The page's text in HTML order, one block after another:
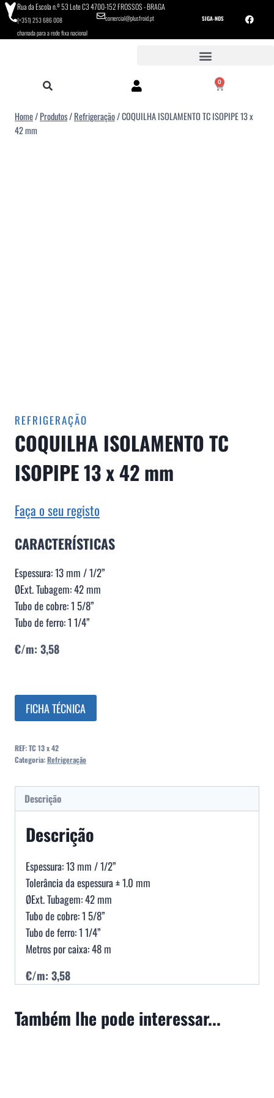
Rua da Escola n.º 53 Lote C3 4700-152 FROSSOS - BRAGA
(+351) 253 686 008
chamada para a rede fixa nacional
comercial@plusfroid.pt SIGA-NOS
0
Home/Produtos/Refrigeração/COQUILHA ISOLAMENTO TC ISOPIPE 13 x
42 mm
REFRIGERAÇÃO
COQUILHA ISOLAMENTO TC
ISOPIPE 13 x 42 mm
Faça o seu registo
CARACTERÍSTICAS
Espessura: 13 mm / 1/2”
ØExt. Tubagem: 42 mm
Tubo de cobre: 1 5/8”
Tubo de ferro: 1 1/4”
€/m: 3,58
FICHA TÉCNICA
REF:TC 13 x 42
Categoria:Refrigeração
Descrição
Descrição
Espessura: 13 mm / 1/2”
Tolerância da espessura ± 1.0 mm
ØExt. Tubagem: 42 mm
Tubo de cobre: 1 5/8”
Tubo de ferro: 1 1/4”
Metros por caixa: 48 m
€/m: 3,58
Também lhe pode interessar...